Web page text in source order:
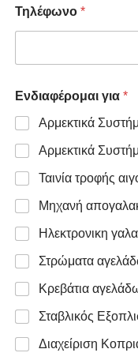
Τηλέφωνο *
Ενδιαφέρομαι για *
Αρμεκτικά
Αρμεκτικά
Ταινία τροφής
Μηχανή
Ηλεκτρονικη
Στρώματα
Κρεβάτια
Σταβλικός
Διαχείριση